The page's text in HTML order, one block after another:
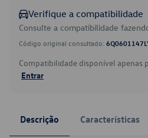
Verifique a compatibilidade
Consulte a compatibilidade
Código original consultado:
Compatibilidade disponível apenas
Entrar
Descrição Características